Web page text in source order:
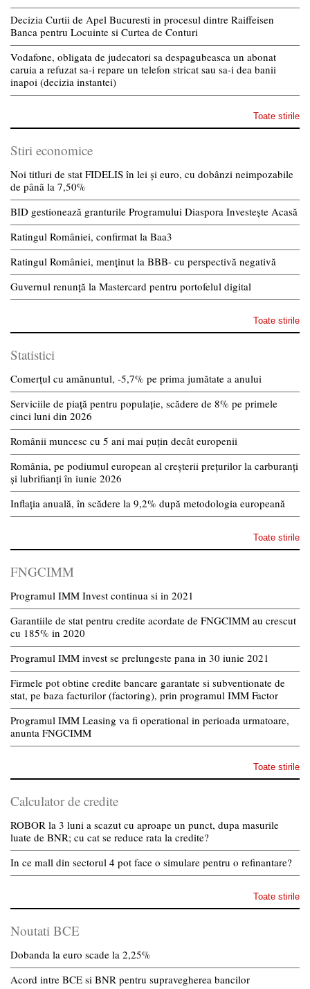
Decizia Curtii de Apel Bucuresti in procesul dintre Raiffeisen
Banca pentru Locuinte si Curtea de Conturi
Vodafone, obligata de judecatori sa despagubeasca un abonat
caruia a refuzat sa-i repare un telefon stricat sau sa-i dea banii
inapoi (decizia instantei)
Toate stirile
Stiri economice
Noi titluri de stat FIDELIS în lei și euro, cu dobânzi neimpozabile
de pânã la 7,50%
BID gestionează granturile Programului Diaspora Investește Acasă
Ratingul României, confirmat la Baa3
Ratingul României, menținut la BBB- cu perspectivă negativă
Guvernul renunță la Mastercard pentru portofelul digital
Toate stirile
Statistici
Comerțul cu amănuntul, -5,7% pe prima jumătate a anului
Serviciile de piață pentru populație, scădere de 8% pe primele
cinci luni din 2026
Românii muncesc cu 5 ani mai puțin decât europenii
România, pe podiumul european al creșterii prețurilor la carburanți
și lubrifianți în iunie 2026
Inflația anuală, în scădere la 9,2% după metodologia europeană
Toate stirile
FNGCIMM
Programul IMM Invest continua si in 2021
Garantiile de stat pentru credite acordate de FNGCIMM au crescut
cu 185% in 2020
Programul IMM invest se prelungeste pana in 30 iunie 2021
Firmele pot obtine credite bancare garantate si subventionate de
stat, pe baza facturilor (factoring), prin programul IMM Factor
Programul IMM Leasing va fi operational in perioada urmatoare,
anunta FNGCIMM
Toate stirile
Calculator de credite
ROBOR la 3 luni a scazut cu aproape un punct, dupa masurile
luate de BNR; cu cat se reduce rata la credite?
In ce mall din sectorul 4 pot face o simulare pentru o refinantare?
Toate stirile
Noutati BCE
Dobanda la euro scade la 2,25%
Acord intre BCE si BNR pentru supravegherea bancilor